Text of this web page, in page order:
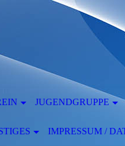
JUGENDGRUPPE
IMPRESSUM /